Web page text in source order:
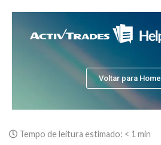
Voltar para Home
Tempo de leitura estimado: < 1 min